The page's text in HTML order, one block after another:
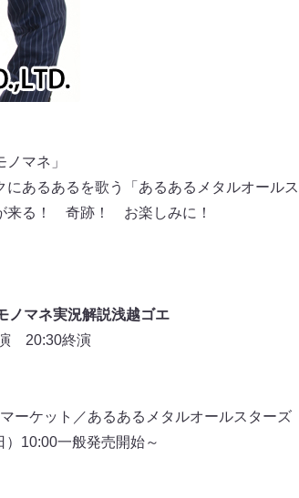
マネ」
あるあるを歌う「あるあるメタルオール
来る！ 奇跡！ お楽しみに！
ノマネ実況解説浅越ゴエ
20:30終演
ーケット／あるあるメタルオールスターズ
10:00一般発売開始～